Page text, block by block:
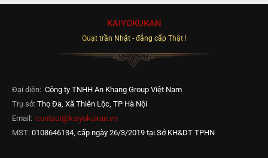
KAIYOKUKAN
Quạt trần Nhật - đẳng cấp Thật !
Đại diện: Công ty TNHH An Khang Group Việt Nam
Trụ sở: Thọ Đa, Xã Thiên Lộc, TP Hà Nội
Email: contact@kaiyokukan.vn
MST: 0108646134, cấp ngày 26/3/2019 tại Sở KH&DT TPHN